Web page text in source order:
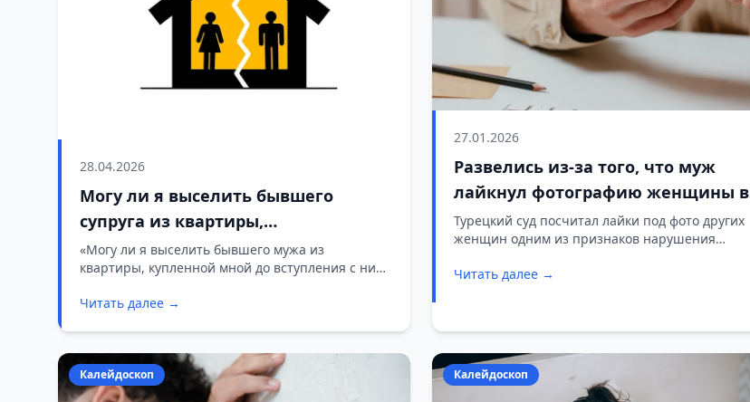
28.04.2026
Могу ли я выселить бывшего
супруга из квартиры,
приобретенной мною до брака?
«Могу ли я выселить бывшего мужа из
квартиры, купленной мной до вступления с ним
юридических консультациях. Публикуем
когда собственник вправе обратиться в суд.
Читать далее →
27.01.2026
Развелись из-за того, что муж
лайкнул фотографию женщины в
интернете
Турецкий суд посчитал лайки под фото других
женщин одним из признаков нарушения
Читать далее →
Калейдоскоп Калейдоскоп